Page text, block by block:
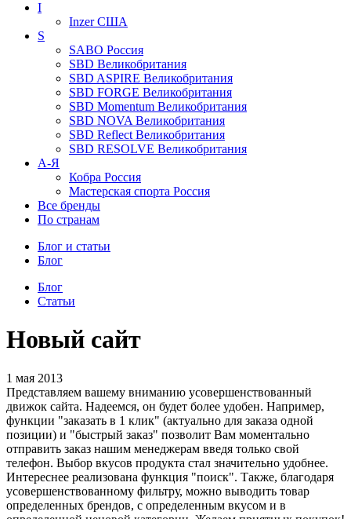
I
InzerСША
S
SABO Россия
SBD Великобритания
SBD ASPIRE Великобритания
SBD FORGE Великобритания
SBD Momentum Великобритания
SBD NOVA Великобритания
SBD Reflect Великобритания
SBD RESOLVE Великобритания
А-Я
Кобра Россия
Мастерская спорта Россия
Все бренды
По странам
Блог и статьи
Блог
Блог
Статьи
Новый сайт
1 мая 2013
Представляем вашему вниманию усовершенствованный
движок сайта. Надеемся, он будет более удобен. Например,
функции "заказать в 1 клик" (актуально для заказа одной
позиции) и "быстрый заказ" позволит Вам моментально
отправить заказ нашим менеджерам введя только свой
телефон. Выбор вкусов продукта стал значительно удобнее.
Интереснее реализована функция "поиск". Также, благодаря
усовершенствованному фильтру, можно выводить товар
определенных брендов, с определенным вкусом и в